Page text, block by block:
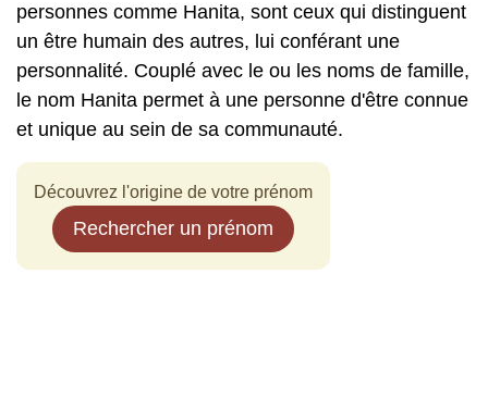
personnes comme Hanita, sont ceux qui distinguent
un être humain des autres, lui conférant une
personnalité. Couplé avec le ou les noms de famille,
le nom Hanita permet à une personne d'être connue
et unique au sein de sa communauté.
Découvrez l'origine de votre prénom
Rechercher un prénom